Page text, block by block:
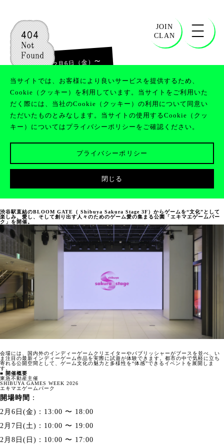
当サイトでは、お客様により良いサービスを提供するため、
Cookie（クッキー）を利用しています。当サイトをご利用いた
だく際には、当社のCookie（クッキー）の利用について同意い
ただいたものとみなします。当サイトの使用するCookie（クッ
キー）についてはプライバシーポリシーをご確認ください。
プライバシーポリシー
閉じる
JOIN
CLAN
2026年2月6日（金）〜
東急不動産主催「エキマエゲームパー
ク」
渋谷駅直結のBLOOM GATE（ Shibuya Sakura Stage 3F）からゲームを“文化”として
楽しみ、愛し、そして創り出す人々のためのゲーム愛の集まる公園「エキマエゲームパー
ク」を開催。
会場には、国内外のインディーゲームクリエイターやパブリッシャーがブースを並べ、い
ま注目の最新インディーゲーム作品を実際に試遊が体験できます。都市の中で気軽に立ち
寄れる公開空間として、ゲーム文化の魅力と多様性を“体感”できるイベントを展開しま
す。
■ 開催概要
東急不動産主催
SHIBUYA GAMES WEEK 2026
エキマエゲームパーク
開場時間 ：
2月6日(金)：13:00 〜 18:00
2月7日(土)：10:00 〜 19:00
2月8日(日)：10:00 〜 17:00